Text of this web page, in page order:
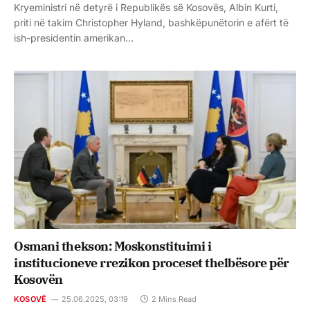
Kryeministri në detyrë i Republikës së Kosovës, Albin Kurti,
priti në takim Christopher Hyland, bashkëpunëtorin e afërt të
ish-presidentin amerikan…
Osmani thekson: Moskonstituimi i
institucioneve rrezikon proceset thelbësore për
Kosovën
KOSOVË 25.06.2025, 03:19 2 Mins Read